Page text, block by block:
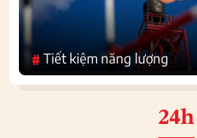
#Tiết kiệm năng lượng
24h